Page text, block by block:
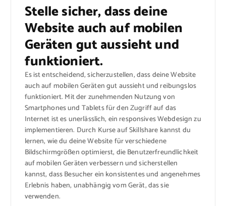
Stelle sicher, dass deine
Website auch auf mobilen
Geräten gut aussieht und
funktioniert.
Es ist entscheidend, sicherzustellen, dass deine Website
auch auf mobilen Geräten gut aussieht und reibungslos
funktioniert. Mit der zunehmenden Nutzung von
Smartphones und Tablets für den Zugriff auf das
Internet ist es unerlässlich, ein responsives Webdesign zu
implementieren. Durch Kurse auf Skillshare kannst du
lernen, wie du deine Website für verschiedene
Bildschirmgrößen optimierst, die Benutzerfreundlichkeit
auf mobilen Geräten verbessern und sicherstellen
kannst, dass Besucher ein konsistentes und angenehmes
Erlebnis haben, unabhängig vom Gerät, das sie
verwenden.